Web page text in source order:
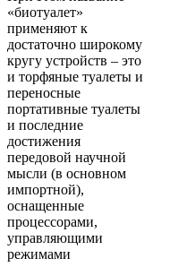
«биотуалет»
применяют к
достаточно широкому
кругу устройств – это
и торфяные туалеты и
переносные
портативные туалеты
и последние
достижения
передовой научной
мысли (в основном
импортной),
оснащенные
процессорами,
управляющими
режимами